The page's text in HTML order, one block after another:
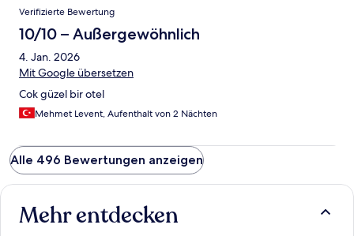
Verifizierte Bewertung
10/10 – Außergewöhnlich
4. Jan. 2026
Mit Google übersetzen
Cok güzel bir otel
Mehmet Levent, Aufenthalt von 2 Nächten
Alle 496 Bewertungen anzeigen
Mehr entdecken